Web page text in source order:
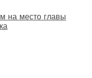
на место главы